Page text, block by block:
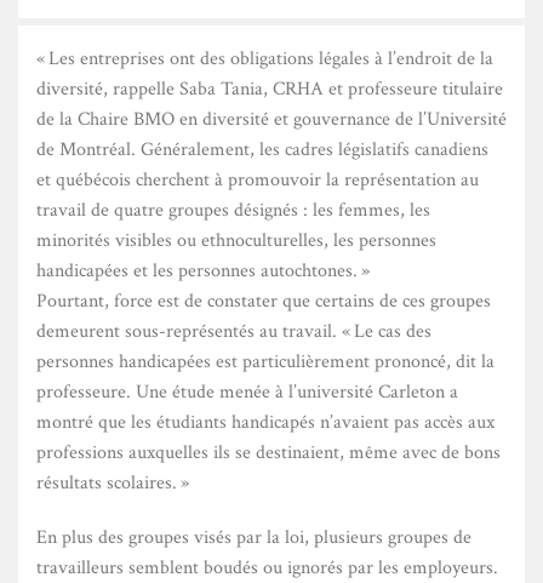
« Les entreprises ont des obligations légales à l’endroit de la
diversité, rappelle Saba Tania, CRHA et professeure titulaire
de la Chaire BMO en diversité et gouvernance de l’Université
de Montréal. Généralement, les cadres législatifs canadiens
et québécois cherchent à promouvoir la représentation au
travail de quatre groupes désignés : les femmes, les
minorités visibles ou ethnoculturelles, les personnes
handicapées et les personnes autochtones. »
Pourtant, force est de constater que certains de ces groupes
demeurent sous-représentés au travail. « Le cas des
personnes handicapées est particulièrement prononcé, dit la
professeure. Une étude menée à l’université Carleton a
montré que les étudiants handicapés n’avaient pas accès aux
professions auxquelles ils se destinaient, même avec de bons
résultats scolaires. »
En plus des groupes visés par la loi, plusieurs groupes de
travailleurs semblent boudés ou ignorés par les employeurs.